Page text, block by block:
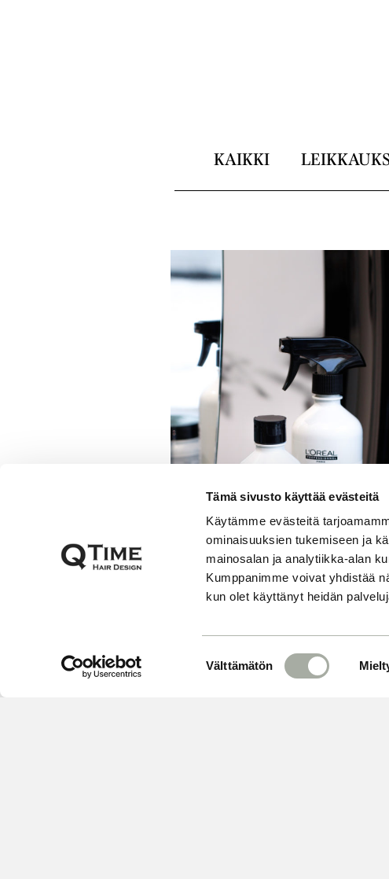
Tämä sivusto käyttää evästeitä
Käytämme evästeitä
ominaisuuksien tukemiseen ja
mainosalan ja analytiikka-alan
Kumppanimme voivat yhdistää
kun olet käyttänyt heidän
Välttämätön
KAIKKI